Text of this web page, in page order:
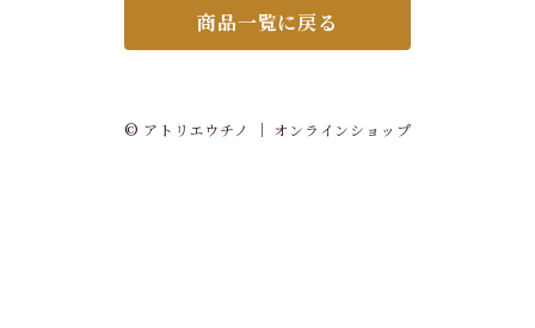
商品一覧に戻る
© アトリエウチノ ｜ オンラインショップ